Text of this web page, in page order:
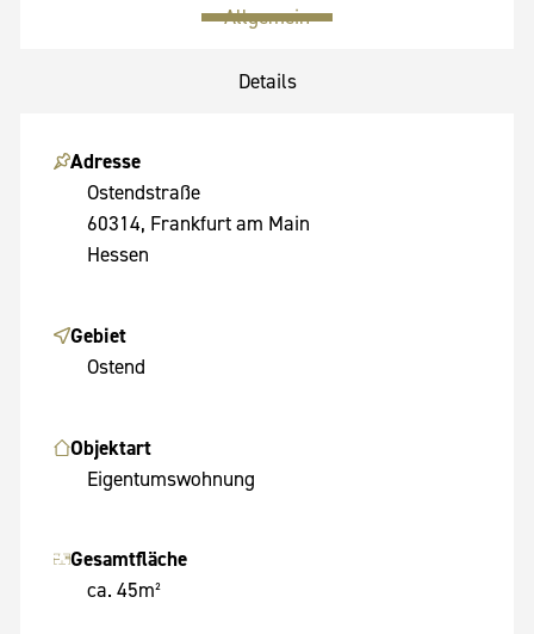
Allgemein
Details
Adresse
Ostendstraße
60314, Frankfurt am Main
Hessen
Gebiet
Ostend
Objektart
Eigentumswohnung
Gesamtfläche
ca. 45m²